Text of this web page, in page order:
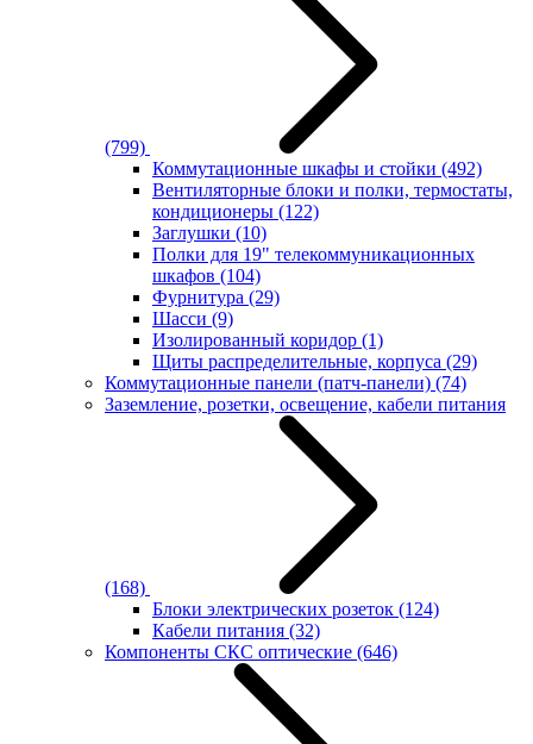
(799)
Коммутационные шкафы и стойки (492)
Вентиляторные блоки и полки, термостаты,
кондиционеры (122)
Заглушки (10)
Полки для 19" телекоммуникационных
шкафов (104)
Фурнитура (29)
Шасси (9)
Изолированный коридор (1)
Щиты распределительные, корпуса (29)
Коммутационные панели (патч-панели) (74)
Заземление, розетки, освещение, кабели питания
(168)
Блоки электрических розеток (124)
Кабели питания (32)
Компоненты СКС оптические (646)